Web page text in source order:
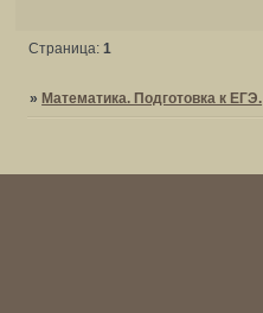
Страница:1
» Математика. Подготовка к ЕГЭ.